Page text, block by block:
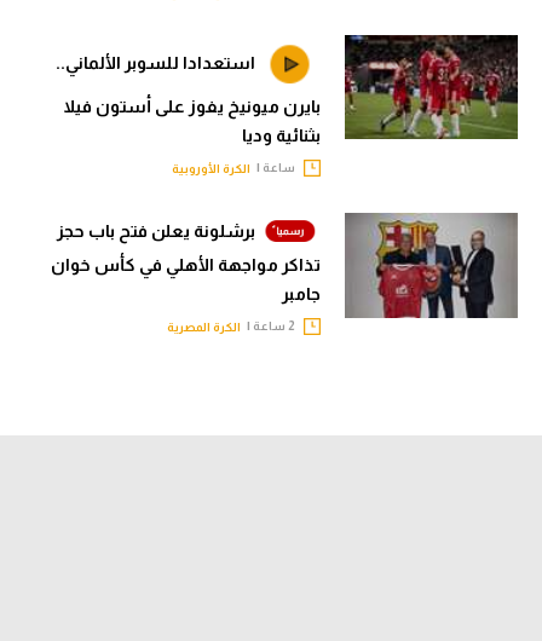
استعدادا للسوبر الألماني..
بايرن ميونيخ يفوز على أستون فيلا
بثنائية وديا
ساعة | الكرة الأوروبية
برشلونة يعلن فتح باب حجز
تذاكر مواجهة الأهلي في كأس خوان
جامبر
الكرة المصرية